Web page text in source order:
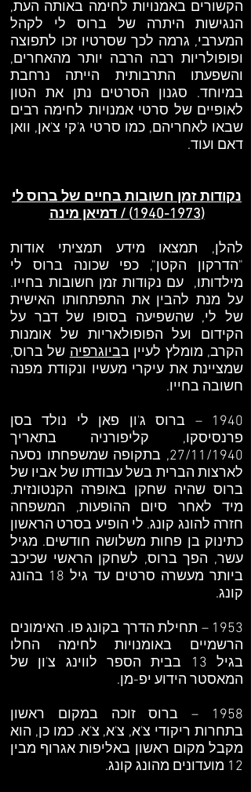
הקשורים באמנויות לחימה באותה העת,
הנגישות היתרה של ברוס לי לקהל
המערבי, גרמה לכך שסרטיו זכו לתפוצה
ופופולריות רבה הרבה יותר מהאחרים,
והשפעתו התרבותית הייתה נרחבת
במיוחד. סגנון הסרטים נתן את הטון
לאופיים של סרטי אמנויות לחימה רבים
שבאו לאחריהם, כמו סרטי ג'קי צ'אן, וואן
דאם ועוד.
נקודות זמן חשובות בחיים של ברוס לי
(1940-1973)
/ דמיאן מינה
להלן, תמצאו מידע תמציתי אודות
"הדרקון הקטן", כפי שכונה ברוס לי
מילדותו, עם נקודות זמן חשובות בחייו.
על מנת להבין את התפתחותו האישית
של לי, שהשפיעה בסופו של דבר על
הקידום ועל הפופולאריות של אומנות
הקרב, מומלץ לעיין בביוגרפיה של ברוס,
שמציינת את עיקרי מעשיו ונקודת מפנה
חשובה בחייו.
1940 – ברוס ג'ון פאן לי נולד בסן
פרנסיסקו, קליפורניה בתאריך
27/11/1940, בתקופה שמשפחתו נסעה
לארצות הברית בשל עבודתו של אביו של
ברוס שהיה שחקן באופרה הקנטונזית.
מיד לאחר סיום ההופעות, המשפחה
חזרה להונג קונג. לי הופיע בסרט הראשון
כתינוק בן פחות משלושה חודשים. מגיל
עשר, הפך ברוס, לשחקן הראשי שכיכב
ביותר מעשרה סרטים עד גיל 18 בהונג
קונג.
1953 – תחילת הדרך בקונג פו. האימונים
הרשמיים באומנויות לחימה החלו
בגיל 13 בבית הספר לווינג צ'ון של
המאסטר הידוע יפ-מן.
1958 – ברוס זוכה במקום ראשון
בתחרות ריקודי צ'א, צ'א, צ'א. כמו כן, הוא
מקבל מקום ראשון באליפות אגרוף מבין
12 מועדונים מהונג קונג.